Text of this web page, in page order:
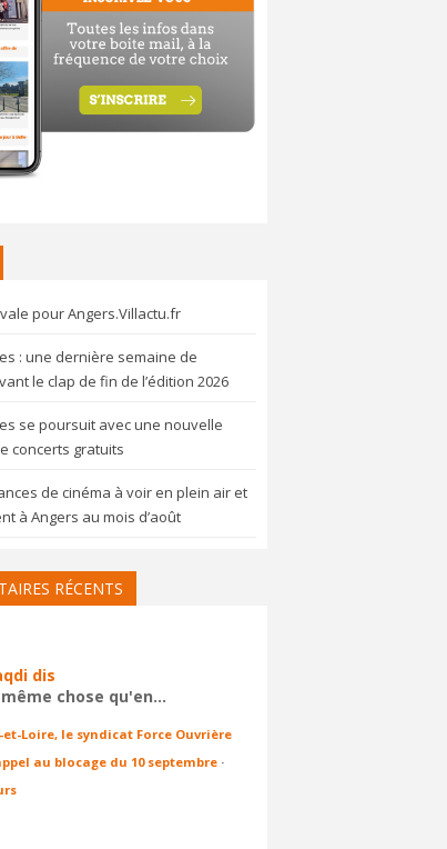
pour Angers.Villactu.fr
: une dernière semaine de
le clap de fin de l’édition 2026
se poursuit avec une nouvelle
concerts gratuits
de cinéma à voir en plein air et
à Angers au mois d’août
RÉCENTS
dis
chose qu'en…
et-Loire, le syndicat Force Ouvrière
au blocage du 10 septembre ·